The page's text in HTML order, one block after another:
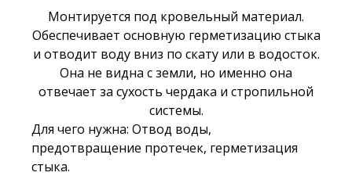
Монтируется под кровельный материал.
Обеспечивает основную герметизацию стыка
и отводит воду вниз по скату или в водосток.
Она не видна с земли, но именно она
отвечает за сухость чердака и стропильной
системы.
Для чего нужна: Отвод воды,
предотвращение протечек, герметизация
стыка.